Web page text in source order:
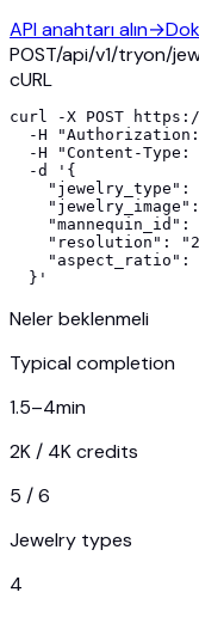
API anahtarı alın→
POST/api/v1/tryon/
cURL
curl -X POST
-H
-H "Content-Type:
  -d '{
"jewelry_type":
"mannequin_id":
"resolution":
"aspect_ratio":
  }'
Neler beklenmeli
Typical completion
1.5–4min
2K / 4K credits
5 / 6
Jewelry types
4